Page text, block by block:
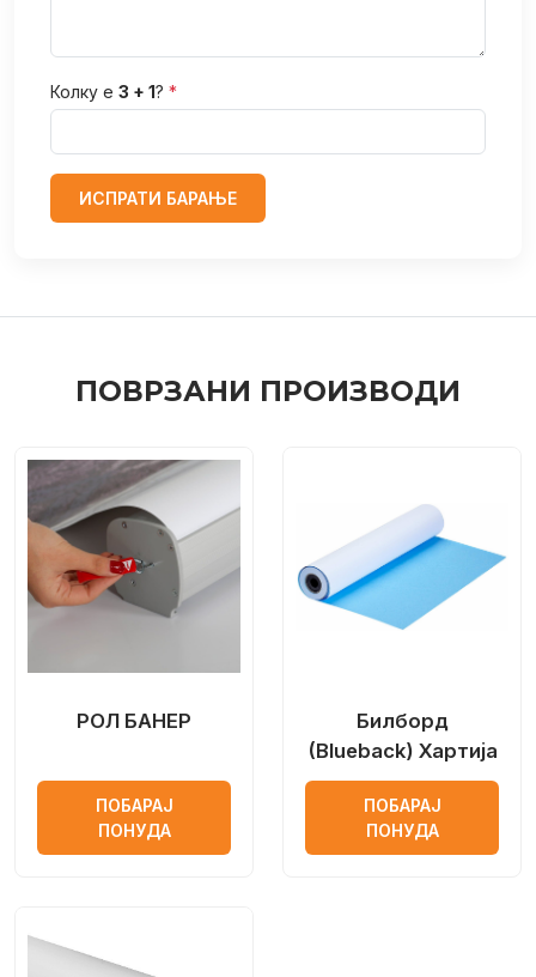
Колку е 3 + 1? *
ИСПРАТИ БАРАЊЕ
ПОВРЗАНИ ПРОИЗВОДИ
РОЛ БАНЕР
ПОБАРАЈ
ПОНУДА
Билборд
(Blueback) Хартија
ПОБАРАЈ
ПОНУДА